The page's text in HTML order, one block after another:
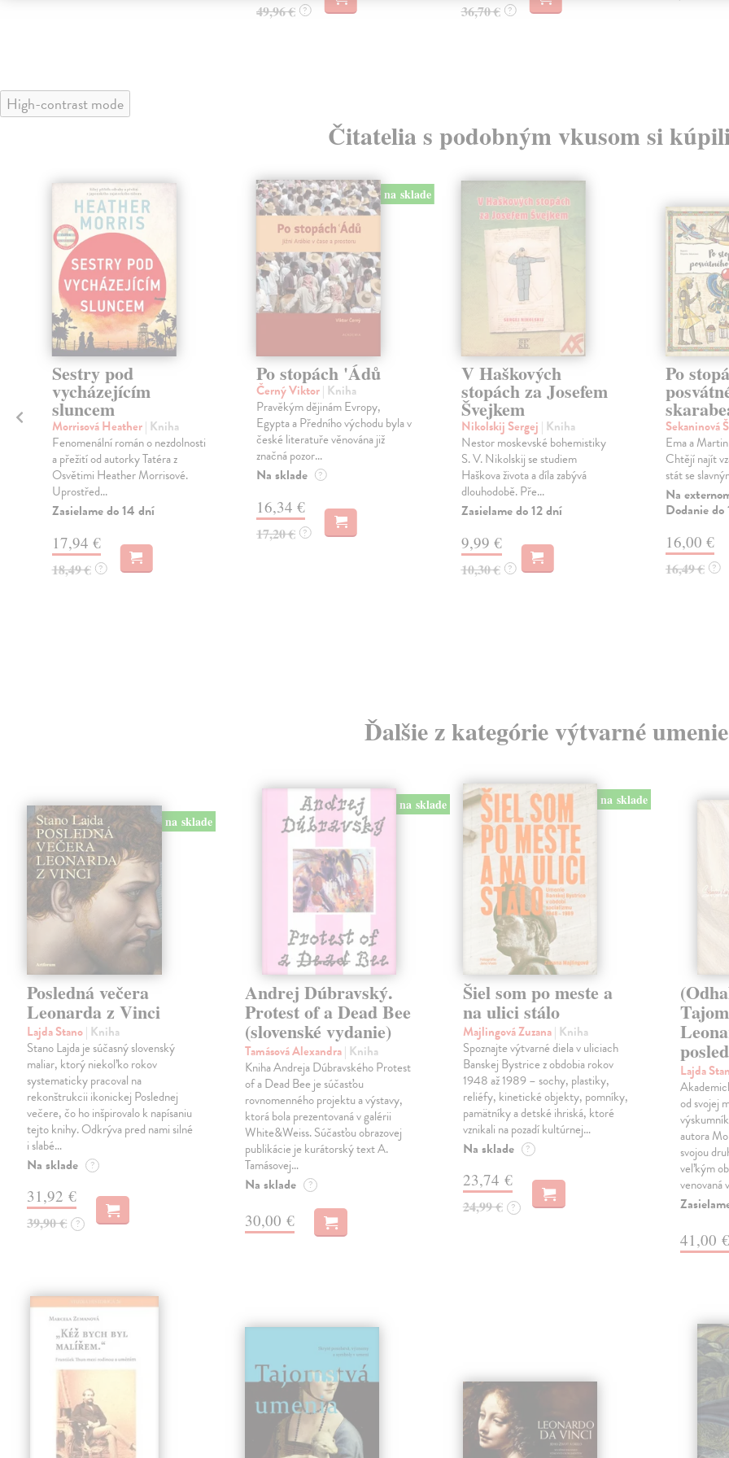
49,96 € ? 36,70 € ?
High-contrast mode
Čitatelia s podobným vkusom si
Sestry pod
vycházejícím
sluncem
Morrisová Heather| Kniha
Fenomenální román o nezdolnosti
a přežití od autorky Tatéra z
Osvětimi Heather Morrisové.
Uprostřed...
Zasielame do 14 dní
17,94 €
18,49 € ?
na sklade
Po stopách 'Ádů
Černý Viktor| Kniha
Pravěkým dějinám Evropy,
Egypta a Předního východu byla v
české literatuře věnována již
značná pozor...
Na sklade ?
16,34 €
17,20 € ?
V Haškových
stopách za Josefem
Švejkem
Nikolskij Sergej | Kniha
Nestor moskevské bohemistiky
S. V. Nikolskij se studiem
Haškova života a díla zabývá
dlouhodobě. Pře...
Zasielame do 12 dní
9,99 €
10,30 € ?
Po
Sekaninová
Ema a
Chtějí najít
stát se
Na
Dodanie do
16,00 €
16,49 € ?
Ďalšie z kategórie výtvarné umenie
na sklade
Posledná večera
Leonarda z Vinci
Lajda Stano| Kniha
Stano Lajda je súčasný slovenský
maliar, ktorý niekoľko rokov
systematicky pracoval na
rekonštrukcii ikonickej Poslednej
večere, čo ho inšpirovalo k napísaniu
tejto knihy. Odkrýva pred nami silné
i slabé…
Na sklade ?
31,92 €
39,90 € ?
na sklade
Andrej Dúbravský.
Protest of a Dead Bee
(slovenské vydanie)
Tamásová Alexandra| Kniha
Kniha Andreja Dúbravského Protest
of a Dead Bee je súčasťou
rovnomenného projektu a výstavy,
ktorá bola prezentovaná v galérii
White&Weiss. Súčasťou obrazovej
publikácie je kurátorský text A.
Tamásovej…
Na sklade ?
30,00 €
na sklade
Šiel som po meste a
na ulici stálo
Majlingová Zuzana| Kniha
Spoznajte výtvarné diela v uliciach
Banskej Bystrice z obdobia rokov
1948 až 1989 – sochy, plastiky,
reliéfy, kinetické objekty, pomníky,
pamätníky a detské ihriská, ktoré
vznikali na pozadí kultúrnej…
Na sklade ?
23,74 €
24,99 € ?
Lajda
od svojej
autora
svojou
veľkým
41,00